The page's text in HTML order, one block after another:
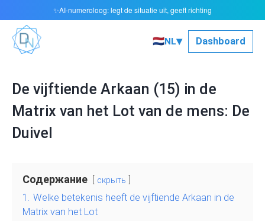
🇳🇱NL▾ Dashboard
De vijftiende Arkaan (15) in de
Matrix van het Lot van de mens: De
Duivel
Содержание скрыть
1. Welke betekenis heeft de vijftiende Arkaan in de
Matrix van het Lot
✨AI-numeroloog: legt de situatie uit, geeft richting